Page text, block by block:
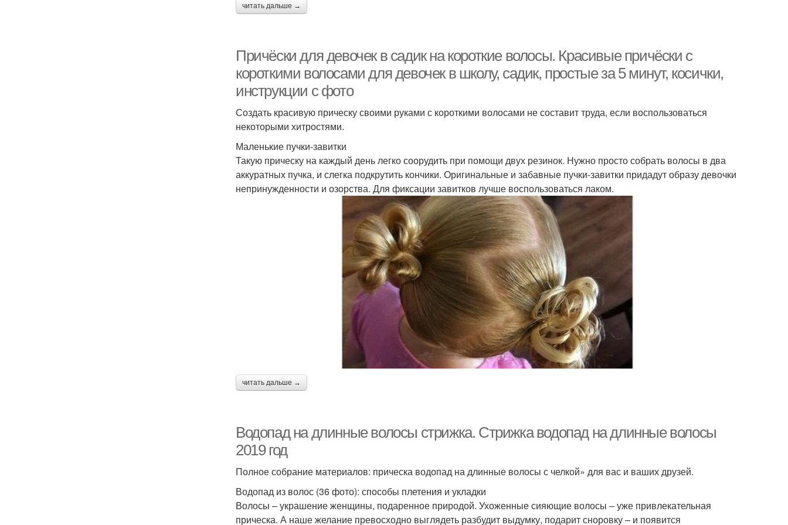
читать дальше →
Причёски для девочек в садик на короткие волосы. Красивые причёски с
короткими волосами для девочек в школу, садик, простые за 5 минут, косички,
инструкции с фото
Создать красивую прическу своими руками с короткими волосами не составит труда, если воспользоваться
некоторыми хитростями.
Маленькие пучки-завитки
Такую прическу на каждый день легко соорудить при помощи двух резинок. Нужно просто собрать волосы в два
аккуратных пучка, и слегка подкрутить кончики. Оригинальные и забавные пучки-завитки придадут образу девочки
непринужденности и озорства. Для фиксации завитков лучше воспользоваться лаком.
читать дальше →
Водопад на длинные волосы стрижка. Стрижка водопад на длинные волосы
2019 год
Полное собрание материалов: прическа водопад на длинные волосы с челкой» для вас и ваших друзей.
Водопад из волос (36 фото): способы плетения и укладки
Волосы – украшение женщины, подаренное природой. Ухоженные сияющие волосы – уже привлекательная
прическа. А наше желание превосходно выглядеть разбудит выдумку, подарит сноровку – и появится